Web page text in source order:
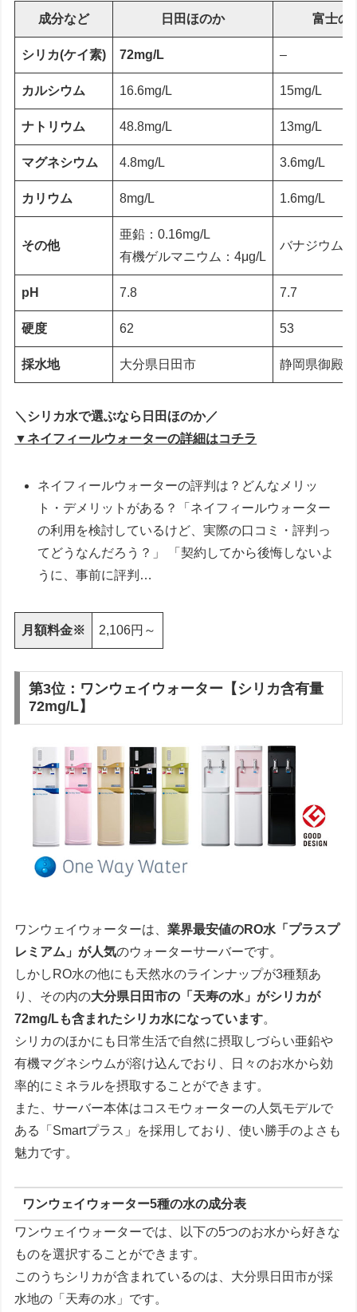
成分など 日田ほのか 富士の
シリカ(ケイ素) 72mg/L –
カルシウム 16.6mg/L 15mg/L
ナトリウム 48.8mg/L 13mg/L
マグネシウム 4.8mg/L 3.6mg/L
カリウム 8mg/L 1.6mg/L
その他
亜鉛：0.16mg/L
有機ゲルマニウム：4μg/L
バナジウム
pH 7.8 7.7
硬度 62 53
採水地 大分県日田市 静岡県御殿
＼シリカ水で選ぶなら日田ほのか／
▼ネイフィールウォーターの詳細はコチラ
ネイフィールウォーターの評判は？どんなメリッ
ト・デメリットがある？「ネイフィールウォーター
の利用を検討しているけど、実際の口コミ・評判っ
てどうなんだろう？」 「契約してから後悔しないよ
うに、事前に評判…
月額料金※ 2,106円～
第3位：ワンウェイウォーター【シリカ含有量
72mg/L】
ワンウェイウォーターは、業界最安値のRO水「プラスプ
レミアム」が人気のウォーターサーバーです。
しかしRO水の他にも天然水のラインナップが3種類あ
り、その内の大分県日田市の「天寿の水」がシリカが
72mg/Lも含まれたシリカ水になっています。
シリカのほかにも日常生活で自然に摂取しづらい亜鉛や
有機マグネシウムが溶け込んでおり、日々のお水から効
率的にミネラルを摂取することができます。
また、サーバー本体はコスモウォーターの人気モデルで
ある「Smartプラス」を採用しており、使い勝手のよさも
魅力です。
ワンウェイウォーター5種の水の成分表
ワンウェイウォーターでは、以下の5つのお水から好きな
ものを選択することができます。
このうちシリカが含まれているのは、大分県日田市が採
水地の「天寿の水」です。